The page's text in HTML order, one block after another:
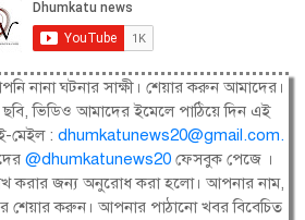
নানা ঘটনার সাক্ষী। শেয়ার করুন আমাদের।
ভিডিও আমাদের ইমেলে পাঠিয়ে দিন এই
মেইল : dhumkatunews20@gmail.com.
@dhumkatunews20 ফেসবুক পেজে ।
করার জন্য অনুরোধ করা হলো। আপনার নাম,
শেয়ার করুন। আপনার পাঠানো খবর বিবেচিত